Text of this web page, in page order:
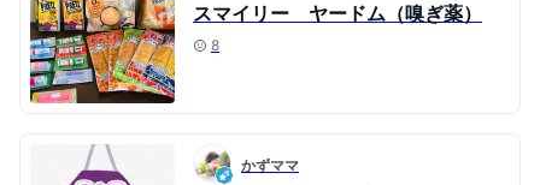
スマイリー ヤードム（嗅ぎ薬）
8
かずママ